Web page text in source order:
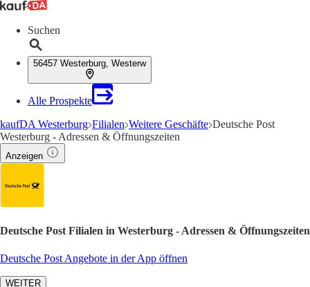
Suchen
56457 Westerburg, Westerw
Alle Prospekte
kaufDA Westerburg Filialen Weitere Geschäfte Deutsche Post
Westerburg - Adressen & Öffnungszeiten
Anzeigen
Deutsche Post Filialen in Westerburg - Adressen & Öffnungszeiten
Deutsche Post Angebote in der App öffnen
WEITER